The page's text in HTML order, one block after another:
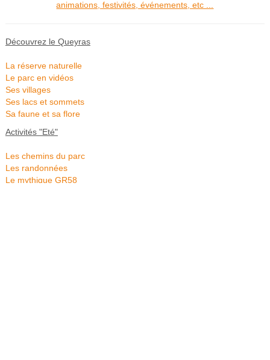
animations, festivités, événements, etc ...
Découvrez le Queyras
La réserve naturelle
Le parc en vidéos
Ses villages
Ses lacs et sommets
Sa faune et sa flore
Activités "Eté"
Les chemins du parc
Les randonnées
Le mythique GR58